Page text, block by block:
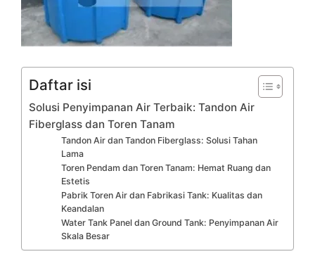
Daftar isi
Solusi Penyimpanan Air Terbaik: Tandon Air
Fiberglass dan Toren Tanam
Tandon Air dan Tandon Fiberglass: Solusi Tahan
Lama
Toren Pendam dan Toren Tanam: Hemat Ruang dan
Estetis
Pabrik Toren Air dan Fabrikasi Tank: Kualitas dan
Keandalan
Water Tank Panel dan Ground Tank: Penyimpanan Air
Skala Besar